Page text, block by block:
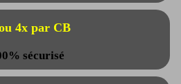
4x par CB
sécurisé